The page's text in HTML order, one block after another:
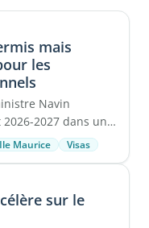
mais
les
Navin
2027 dans un
Ile Maurice Visas
sur le